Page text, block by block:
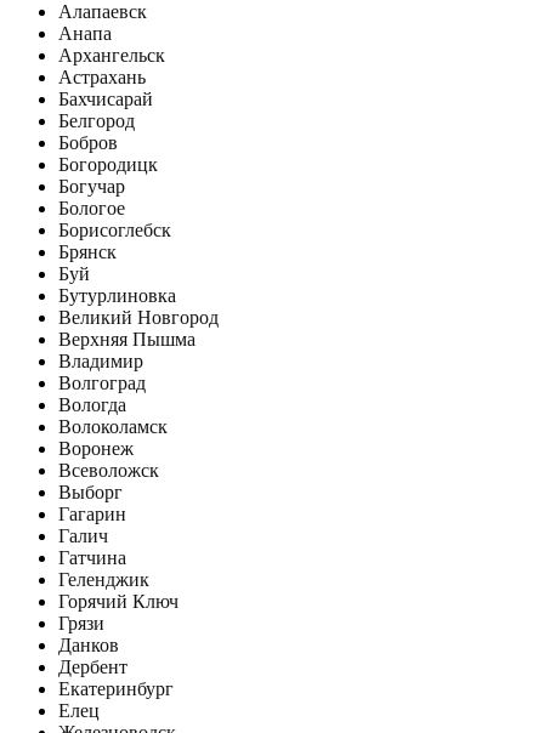
Алапаевск
Анапа
Архангельск
Астрахань
Бахчисарай
Белгород
Бобров
Богородицк
Богучар
Бологое
Борисоглебск
Брянск
Буй
Бутурлиновка
Великий Новгород
Верхняя Пышма
Владимир
Волгоград
Вологда
Волоколамск
Воронеж
Всеволожск
Выборг
Гагарин
Галич
Гатчина
Геленджик
Горячий Ключ
Грязи
Данков
Дербент
Екатеринбург
Елец